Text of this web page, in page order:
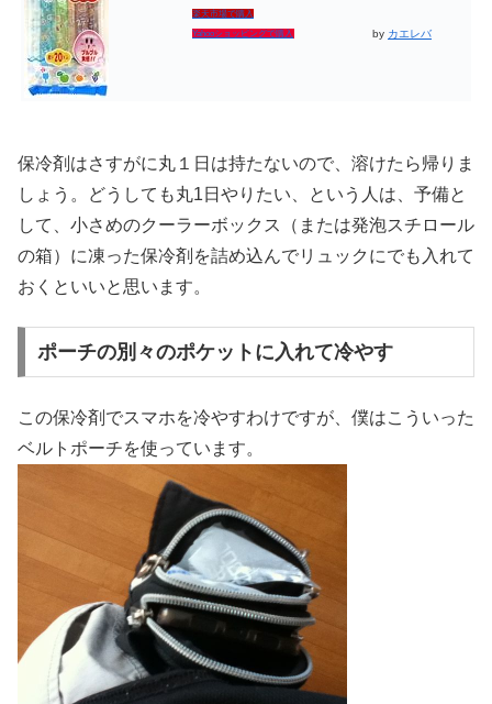
楽天市場で購入
Yahooショッピングで購入
by カエレバ
保冷剤はさすがに丸１日は持たないので、溶けたら帰りま
しょう。どうしても丸1日やりたい、という人は、予備と
して、小さめのクーラーボックス（または発泡スチロール
の箱）に凍った保冷剤を詰め込んでリュックにでも入れて
おくといいと思います。
ポーチの別々のポケットに入れて冷やす
この保冷剤でスマホを冷やすわけですが、僕はこういった
ベルトポーチを使っています。